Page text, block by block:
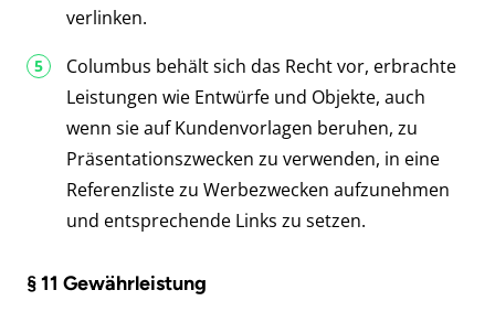
verlinken.
Columbus behält sich das Recht vor, erbrachte
Leistungen wie Entwürfe und Objekte, auch
wenn sie auf Kundenvorlagen beruhen, zu
Präsentationszwecken zu verwenden, in eine
Referenzliste zu Werbezwecken aufzunehmen
und entsprechende Links zu setzen.
§ 11 Gewährleistung